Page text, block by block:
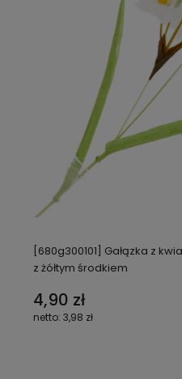
[680g300101] Gałązka z
z żółtym środkiem
4,90 zł
3,98 zł